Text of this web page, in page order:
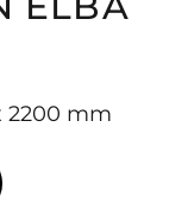
2200 mm